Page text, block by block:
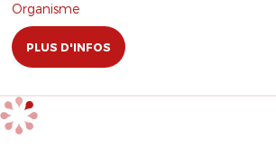
Organisme
PLUS D'INFOS